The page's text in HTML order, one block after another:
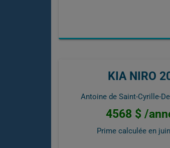
KIA NIRO
Antoine de Saint-Cyrille-
4568 $ /
Prime calculée en